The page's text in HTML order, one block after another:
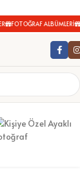
FOTOĞRAF ALBÜMLERİ